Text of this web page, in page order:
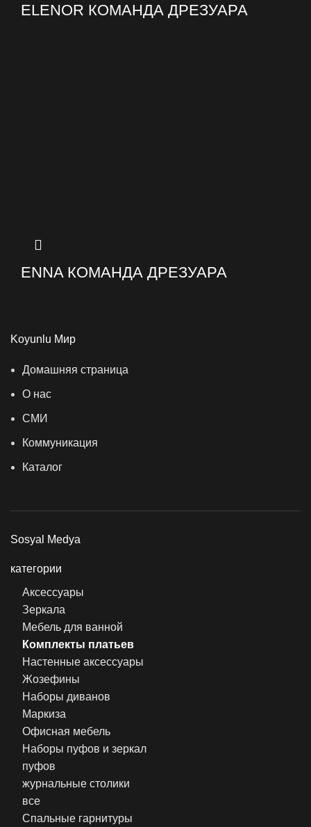
ELENOR КОМАНДА ДРЕЗУАРА
ENNA КОМАНДА ДРЕЗУАРА
Koyunlu Мир
Домашняя страница
O нас
СМИ
Коммуникация
Каталог
Sosyal Medya
категории
Аксессуары
Зеркала
Мебель для ванной
Комплекты платьев
Настенные аксессуары
Жозефины
Наборы диванов
Маркиза
Офисная мебель
Наборы пуфов и зеркал
пуфов
журнальные столики
все
Спальные гарнитуры